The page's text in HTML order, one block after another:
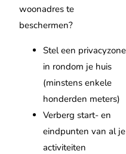
woonadres te
beschermen?
Stel een privacyzone
in rondom je huis
(minstens enkele
honderden meters)
Verberg start- en
eindpunten van al je
activiteiten